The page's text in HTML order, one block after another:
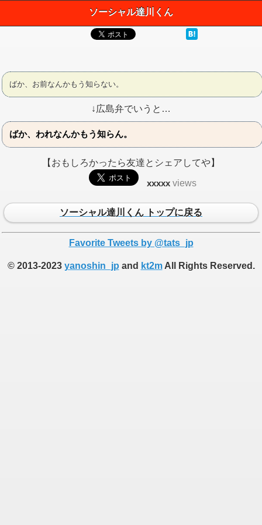
ソーシャル達川くん
ばか、お前なんかもう知らない。
↓広島弁でいうと…
ばか、われなんかもう知らん。
【おもしろかったら友達とシェアしてや】
xxxxx views
ソーシャル達川くん トップに戻る
Favorite Tweets by @tats_jp
© 2013-2023 yanoshin_jp and kt2mAll Rights Reserved.